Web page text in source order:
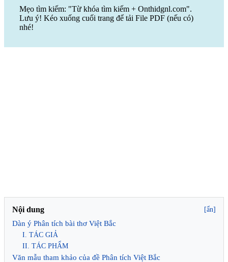
Mẹo tìm kiếm: "Từ khóa tìm kiếm + Onthidgnl.com".
Lưu ý! Kéo xuống cuối trang để tải File PDF (nếu có)
nhé!
Nội dung [ẩn]
Dàn ý Phân tích bài thơ Việt Bắc
I. TÁC GIẢ
II. TÁC PHẨM
Văn mẫu tham khảo của đề Phân tích Việt Bắc